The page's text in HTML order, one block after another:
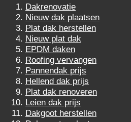
Dakrenovatie
Nieuw dak plaatsen
Plat dak herstellen
Nieuw plat dak
EPDM daken
Roofing vervangen
Pannendak prijs
Hellend dak prijs
Plat dak renoveren
Leien dak prijs
Dakgoot herstellen